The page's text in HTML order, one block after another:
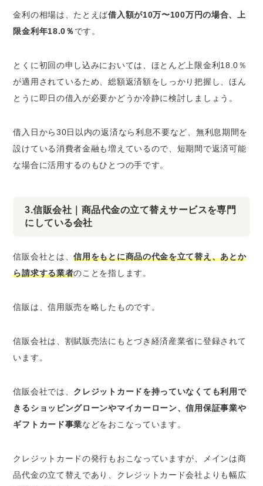
金利の相場は、たとえば借入額が10万〜100万円の場合、上
限金利年18.0％です。
とくに初回の申し込みにおいては、ほとんど上限金利18.0％
が適用されているため、総額返済額をしっかり把握し、ほん
とうに即日の借入が必要かどうか冷静に検討しましょう。
借入日から30日以内の返済なら利息不要など、無利息期間を
設けている消費者金融も増えているので、短期間で返済可能
な場合に活用するのもひとつの手です。
3.信販会社｜商品代金の立て替えサービスを専門
にしている会社
信販会社とは、信用をもとに商品の代金を立て替え、あとか
ら請求する業者のことを指します。
信販は、信用販売を略したものです。
信販会社は、割賦販売法にもとづき経済産業省に登録されて
います。
信販会社では、 クレジットカードを持っていなくても利用で
きるショッピングローンやマイカーローン、信用保証事業や
ギフトカード事業などをおこなっています。
クレジットカードの発行もおこなっていますが、メインは商
品代金の立て替えであり、クレジットカード会社よりも幅広